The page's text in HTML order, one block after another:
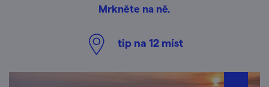
Mrkněte na ně.
tip na 12 míst